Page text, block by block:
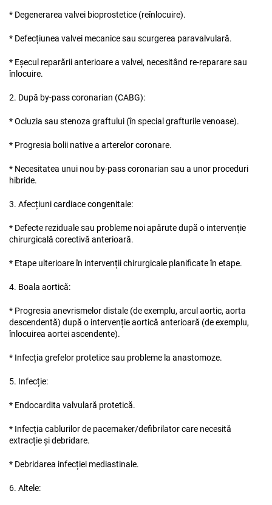
* Degenerarea valvei bioprostetice (reînlocuire).
* Defecțiunea valvei mecanice sau scurgerea paravalvulară.
* Eșecul reparării anterioare a valvei, necesitând re-reparare sau
înlocuire.
2. După by-pass coronarian (CABG):
* Ocluzia sau stenoza graftului (în special grafturile venoase).
* Progresia bolii native a arterelor coronare.
* Necesitatea unui nou by-pass coronarian sau a unor proceduri
hibride.
3. Afecțiuni cardiace congenitale:
* Defecte reziduale sau probleme noi apărute după o intervenție
chirurgicală corectivă anterioară.
* Etape ulterioare în intervenții chirurgicale planificate în etape.
4. Boala aortică:
* Progresia anevrismelor distale (de exemplu, arcul aortic, aorta
descendentă) după o intervenție aortică anterioară (de exemplu,
înlocuirea aortei ascendente).
* Infecția grefelor protetice sau probleme la anastomoze.
5. Infecție:
* Endocardita valvulară protetică.
* Infecția cablurilor de pacemaker/defibrilator care necesită
extracție și debridare.
* Debridarea infecției mediastinale.
6. Altele: